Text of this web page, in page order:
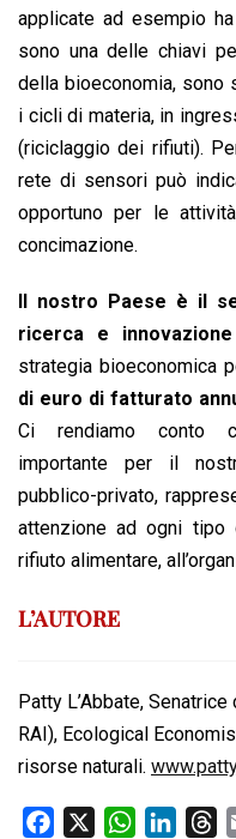
applicate ad esempio
sono una delle chiavi
della bioeconomia, sono
i cicli di materia, in
(riciclaggio dei rifiuti).
rete di sensori può
opportuno per le
concimazione.
Il nostro Paese è il
ricerca e innovazione
strategia bioeconomica
di euro di fatturato
Ci rendiamo conto
importante per il
pubblico-privato,
attenzione ad ogni tipo
rifiuto alimentare,
L’AUTORE
Patty L’Abbate,
RAI), Ecological
risorse naturali.
W